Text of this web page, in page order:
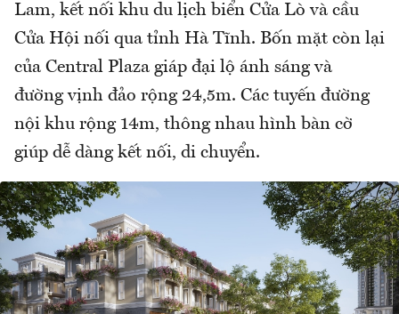
Lam, kết nối khu du lịch biển Cửa Lò và cầu
Cửa Hội nối qua tỉnh Hà Tĩnh. Bốn mặt còn lại
của Central Plaza giáp đại lộ ánh sáng và
đường vịnh đảo rộng 24,5m. Các tuyến đường
nội khu rộng 14m, thông nhau hình bàn cờ
giúp dễ dàng kết nối, di chuyển.